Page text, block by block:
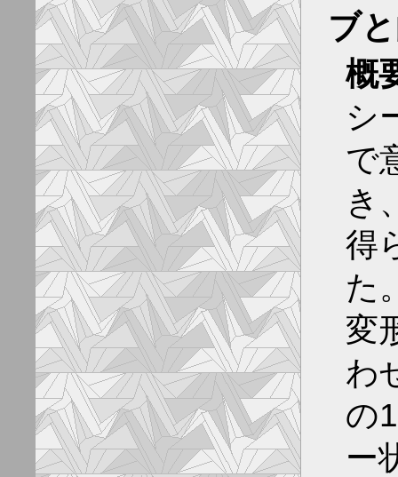
ブ
概
シ
で
き
得
た
変
わ
の
ー